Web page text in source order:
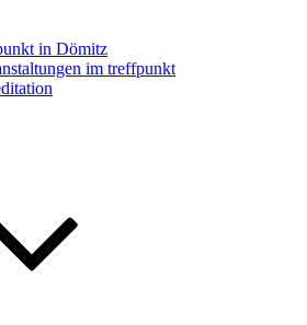
in Dömitz
im treffpunkt